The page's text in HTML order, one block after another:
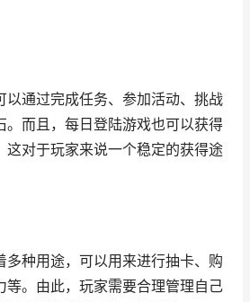
以通过完成任务、参加活动、挑战
。而且，每日登陆游戏也可以获得
这对于玩家来说一个稳定的获得途
多种用途，可以用来进行抽卡、购
等。由此，玩家需要合理管理自己